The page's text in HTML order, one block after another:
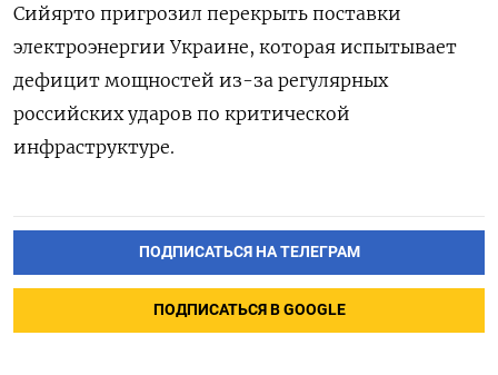
Сийярто пригрозил перекрыть поставки
электроэнергии Украине, которая испытывает
дефицит мощностей из-за регулярных
российских ударов по критической
инфраструктуре.
ПОДПИСАТЬСЯ НА ТЕЛЕГРАМ
ПОДПИСАТЬСЯ В GOOGLE